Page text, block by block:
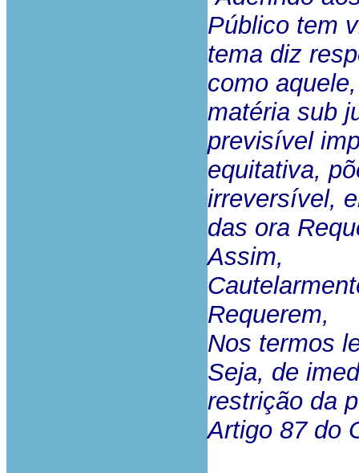
Público tem
tema diz
como
matéria sub
previsível
equitativa,
irreversível,
das ora
Assim,
Requerem,
Nos termos
Seja, de
restrição da
Artigo 87 do